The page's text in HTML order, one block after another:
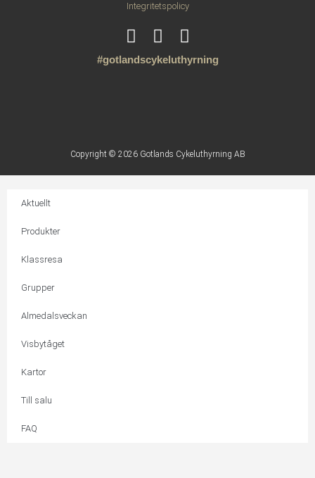
Integritetspolicy
#gotlandscykeluthyrning
Copyright © 2026 Gotlands Cykeluthyrning AB
Aktuellt
Produkter
Klassresa
Grupper
Almedalsveckan
Visbytåget
Kartor
Till salu
FAQ